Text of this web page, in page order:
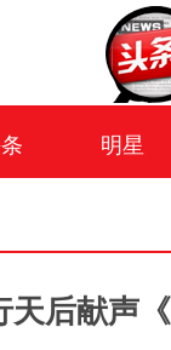
明星
后献声